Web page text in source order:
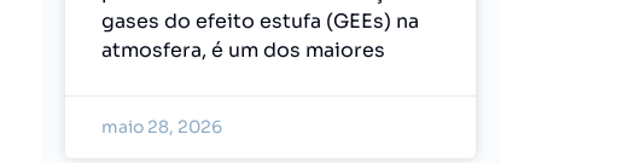
gases do efeito estufa (GEEs) na
atmosfera, é um dos maiores
maio 28, 2026